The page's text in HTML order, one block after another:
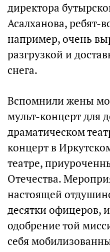
директора
Асалханова, ребят-
например, очень
разгрузкой и
снега.
Вспомнили жены
мульт-концерт для
драматическом
концерт в
театре,
Отечества.
настоящей
десятки офицеров,
одобрение той
себя